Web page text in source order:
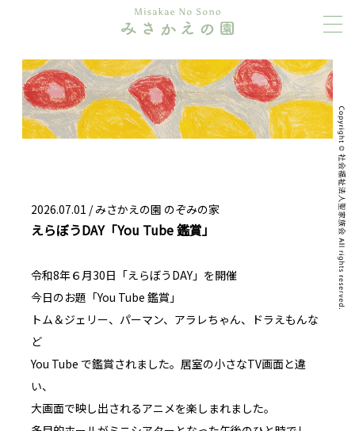
2026.07.01 /みさかえの園 のぞみの家
えらぼうDAY「You Tube 鑑賞」
令和8年６月30日「えらぼうDAY」を開催
今日のお題「You Tube 鑑賞」
トム＆ジェリー、パーマン、アラレちゃん、ドラえもんな
ど
You Tube で鑑賞されました。居室の小さなTV画面と違
い、
大画面で映し出されるアニメを楽しまれました。